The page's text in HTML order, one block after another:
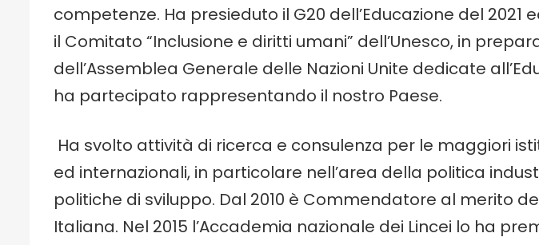
competenze. Ha presieduto il G20 dell’Educazione del 2021
il Comitato “Inclusione e diritti umani” dell’Unesco, in
dell’Assemblea Generale delle Nazioni Unite dedicate
ha partecipato rappresentando il nostro Paese.
Ha svolto attività di ricerca e consulenza per le maggiori
ed internazionali, in particolare nell’area della politica
politiche di sviluppo. Dal 2010 è Commendatore al merito
Italiana. Nel 2015 l’Accademia nazionale dei Lincei lo ha